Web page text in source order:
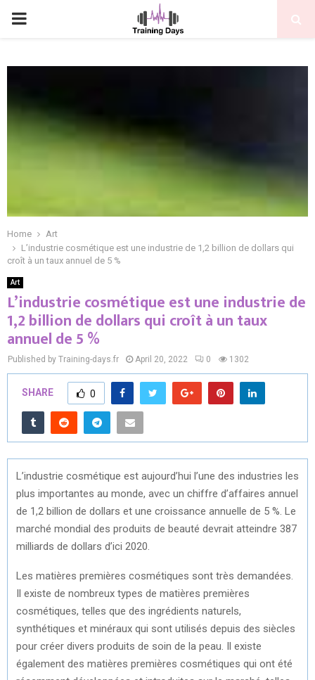
PRIMARY
Home
Art
L’industrie cosmétique est une industrie de 1,2 billion de dollars qui
croît à un taux annuel de 5 %
Art
L’industrie cosmétique est une industrie de
1,2 billion de dollars qui croît à un taux
annuel de 5 %
Published by Training-days.fr April 20, 2022 0 1302
SHARE 0
L’industrie cosmétique est aujourd’hui l’une des industries les
plus importantes au monde, avec un chiffre d’affaires annuel
de 1,2 billion de dollars et une croissance annuelle de 5 %. Le
marché mondial des produits de beauté devrait atteindre 387
milliards de dollars d’ici 2020.
Les matières premières cosmétiques sont très demandées.
Il existe de nombreux types de matières premières
cosmétiques, telles que des ingrédients naturels,
synthétiques et minéraux qui sont utilisés depuis des siècles
pour créer divers produits de soin de la peau. Il existe
également des matières premières cosmétiques qui ont été